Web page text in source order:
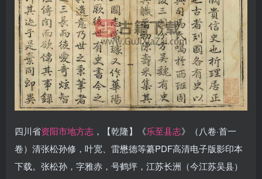
四川省资阳市地方志 ，【乾隆】《乐至县志》（八卷·首一
卷）清张松孙修，叶宽、雷懋德等纂PDF高清电子版影印本
下载。张松孙，字雅赤，号鹤坪，江苏长洲（今江苏吴县）